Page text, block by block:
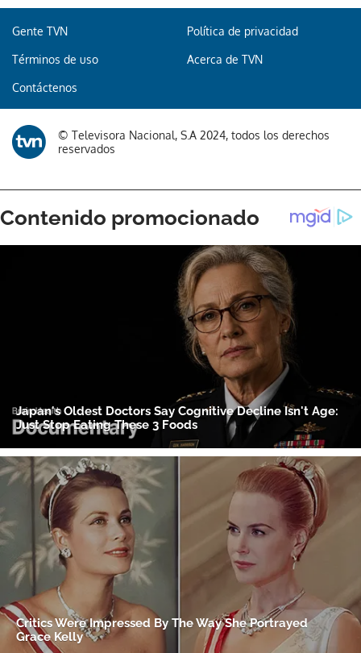
ACEPTAR
Gente TVN Política de privacidad
Términos de uso Acerca de TVN
Contáctenos
© Televisora Nacional, S.A 2024, todos los derechos
reservados